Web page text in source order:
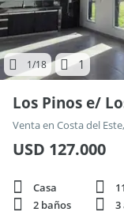
1/18 1
Los Pinos e/
Venta en Costa del
USD 127.000
Casa
2 baños
3